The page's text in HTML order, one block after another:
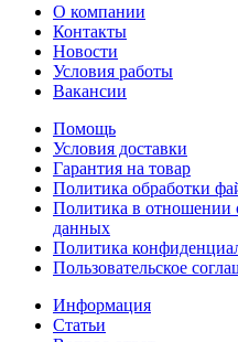
О компании
Контакты
Новости
Условия работы
Вакансии
Помощь
Условия доставки
Гарантия на товар
Политика обработки
Политика в отношении
данных
Политика
Пользовательское
Информация
Статьи